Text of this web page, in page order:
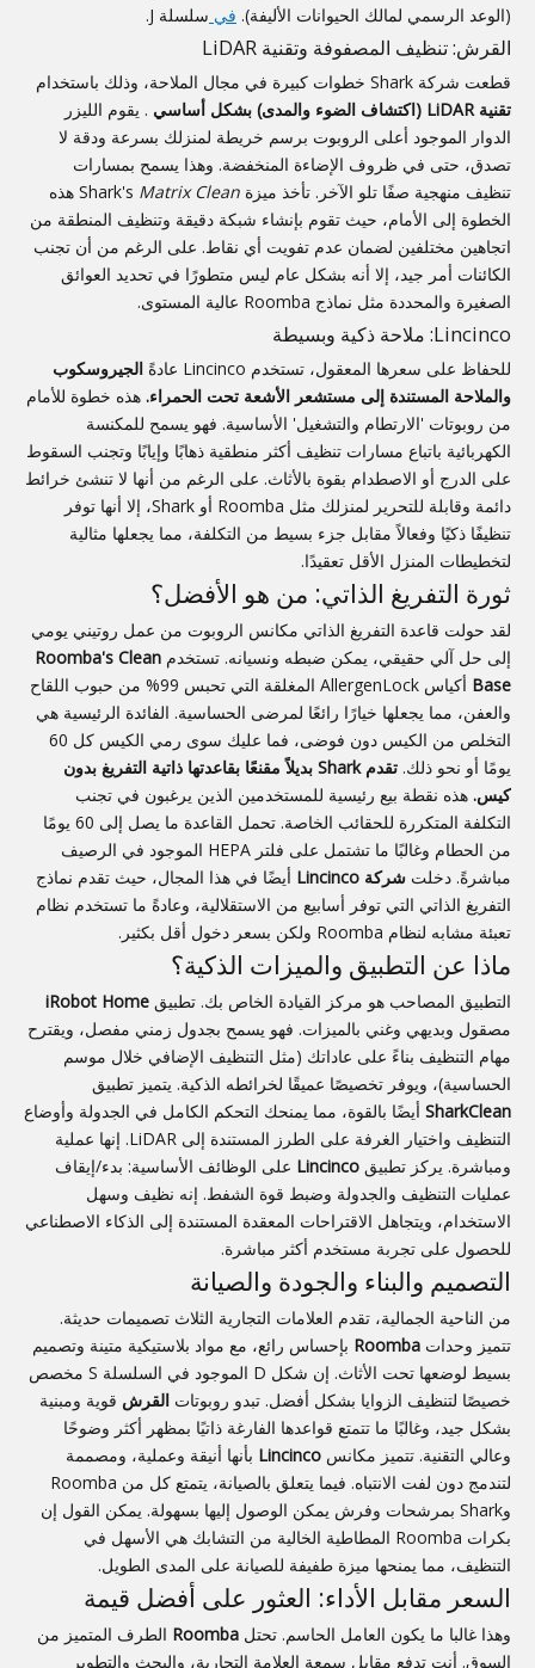
(الوعد الرسمي لمالك الحيوانات الأليفة). في سلسلة J.
القرش: تنظيف المصفوفة وتقنية LiDAR
قطعت شركة Shark خطوات كبيرة في مجال الملاحة، وذلك باستخدام
تقنية LiDAR (اكتشاف الضوء والمدى) بشكل أساسي
. يقوم الليزر
الدوار الموجود أعلى الروبوت برسم خريطة لمنزلك بسرعة ودقة لا
تصدق، حتى في ظروف الإضاءة المنخفضة. وهذا يسمح بمسارات
تنظيف منهجية صفًا تلو الآخر. تأخذ ميزة Shark's Matrix Clean
هذه
الخطوة إلى الأمام، حيث تقوم بإنشاء شبكة دقيقة وتنظيف المنطقة من
اتجاهين مختلفين لضمان عدم تفويت أي نقاط. على الرغم من أن تجنب
الكائنات أمر جيد، إلا أنه بشكل عام ليس متطورًا في تحديد العوائق
الصغيرة والمحددة مثل نماذج Roomba عالية المستوى.
Lincinco: ملاحة ذكية وبسيطة
للحفاظ على سعرها المعقول، تستخدم Lincinco عادةً
الجيروسكوب
والملاحة المستندة إلى مستشعر الأشعة تحت الحمراء. هذه خطوة للأمام
من روبوتات 'الارتطام والتشغيل' الأساسية. فهو يسمح للمكنسة
الكهربائية باتباع مسارات تنظيف أكثر منطقية ذهابًا وإيابًا وتجنب السقوط
على الدرج أو الاصطدام بقوة بالأثاث. على الرغم من أنها لا تنشئ خرائط
دائمة وقابلة للتحرير لمنزلك مثل Roomba أو Shark، إلا أنها توفر
تنظيفًا ذكيًا وفعالاً مقابل جزء بسيط من التكلفة، مما يجعلها مثالية
لتخطيطات المنزل الأقل تعقيدًا.
ثورة التفريغ الذاتي: من هو الأفضل؟
لقد حولت قاعدة التفريغ الذاتي مكانس الروبوت من عمل روتيني يومي
إلى حل آلي حقيقي، يمكن ضبطه ونسيانه. تستخدم Roomba's Clean
Base
أكياس AllergenLock المغلقة التي تحبس 99% من حبوب اللقاح
والعفن، مما يجعلها خيارًا رائعًا لمرضى الحساسية. الفائدة الرئيسية هي
التخلص من الكيس دون فوضى، فما عليك سوى رمي الكيس كل 60
يومًا أو نحو ذلك.
تقدم Shark بديلاً مقنعًا بقاعدتها ذاتية التفريغ بدون
كيس. هذه نقطة بيع رئيسية للمستخدمين الذين يرغبون في تجنب
التكلفة المتكررة للحقائب الخاصة. تحمل القاعدة ما يصل إلى 60 يومًا
من الحطام وغالبًا ما تشتمل على فلتر HEPA الموجود في الرصيف
مباشرةً. دخلت شركة Lincinco
أيضًا في هذا المجال، حيث تقدم نماذج
التفريغ الذاتي التي توفر أسابيع من الاستقلالية، وعادةً ما تستخدم نظام
تعبئة مشابه لنظام Roomba ولكن بسعر دخول أقل بكثير.
ماذا عن التطبيق والميزات الذكية؟
التطبيق المصاحب هو مركز القيادة الخاص بك. تطبيق iRobot Home
مصقول وبديهي وغني بالميزات. فهو يسمح بجدول زمني مفصل، ويقترح
مهام التنظيف بناءً على عاداتك (مثل التنظيف الإضافي خلال موسم
الحساسية)، ويوفر تخصيصًا عميقًا لخرائطه الذكية. يتميز تطبيق
SharkClean أيضًا بالقوة، مما يمنحك التحكم الكامل في الجدولة وأوضاع
التنظيف واختيار الغرفة على الطرز المستندة إلى LiDAR. إنها عملية
ومباشرة. يركز تطبيق Lincinco على الوظائف الأساسية: بدء/إيقاف
عمليات التنظيف والجدولة وضبط قوة الشفط. إنه نظيف وسهل
الاستخدام، ويتجاهل الاقتراحات المعقدة المستندة إلى الذكاء الاصطناعي
للحصول على تجربة مستخدم أكثر مباشرة.
التصميم والبناء والجودة والصيانة
من الناحية الجمالية، تقدم العلامات التجارية الثلاث تصميمات حديثة.
تتميز وحدات Roomba بإحساس رائع، مع مواد بلاستيكية متينة وتصميم
بسيط لوضعها تحت الأثاث. إن شكل D الموجود في السلسلة S مخصص
خصيصًا لتنظيف الزوايا بشكل أفضل. تبدو روبوتات القرش قوية ومبنية
بشكل جيد، وغالبًا ما تتمتع قواعدها الفارغة ذاتيًا بمظهر أكثر وضوحًا
وعالي التقنية. تتميز مكانس Lincinco بأنها أنيقة وعملية، ومصممة
لتندمج دون لفت الانتباه. فيما يتعلق بالصيانة، يتمتع كل من Roomba
وShark بمرشحات وفرش يمكن الوصول إليها بسهولة. يمكن القول إن
بكرات Roomba المطاطية الخالية من التشابك هي الأسهل في
التنظيف، مما يمنحها ميزة طفيفة للصيانة على المدى الطويل.
السعر مقابل الأداء: العثور على أفضل قيمة
وهذا غالبا ما يكون العامل الحاسم. تحتل Roomba الطرف المتميز من
السوق. أنت تدفع مقابل سمعة العلامة التجارية، والبحث والتطوير